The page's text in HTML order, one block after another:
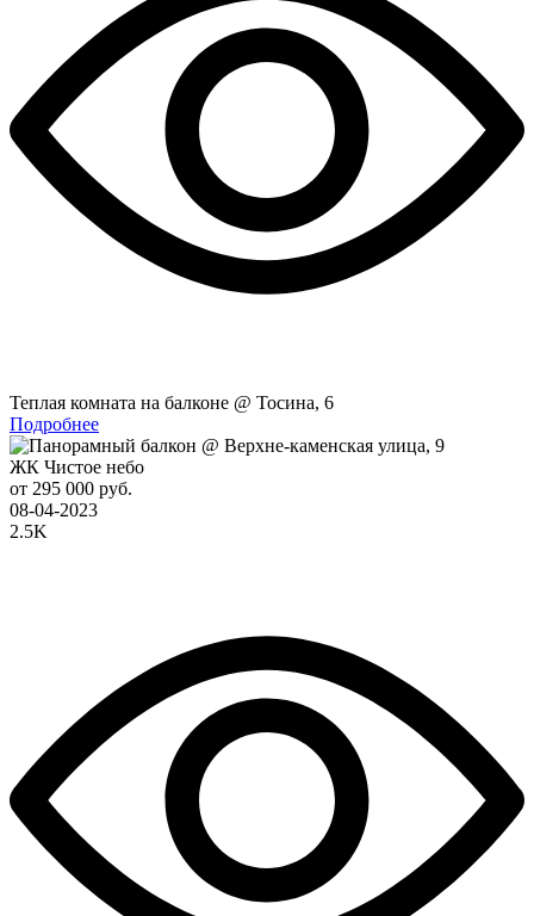
Теплая комната на балконе @ Тосина, 6
Подробнее
ЖК Чистое небо
от 295 000 руб.
08-04-2023
2.5K